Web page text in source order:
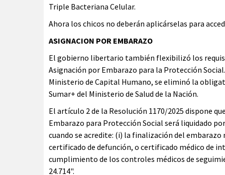
Triple Bacteriana Celular.
Ahora los chicos no deberán aplicárselas para
ASIGNACION POR EMBARAZO
El gobierno libertario también flexibilizó los
Asignación por Embarazo para la Protección
Ministerio de Capital Humano, se eliminó la
Sumar+ del Ministerio de Salud de la Nación.
El artículo 2 de la Resolución 1170/2025 dispone
Embarazo para Protección Social será liquidado
cuando se acredite: (i) la finalización del
certificado de defunción, o certificado médico de
cumplimiento de los controles médicos de
24.714".